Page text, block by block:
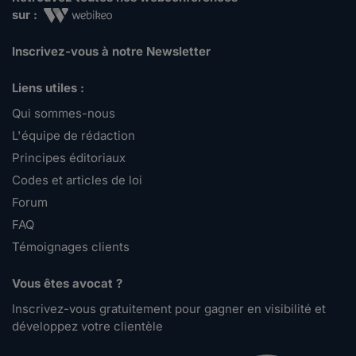
sur :
Inscrivez-vous à notre Newsletter
Liens utiles :
Qui sommes-nous
L'équipe de rédaction
Principes éditoriaux
Codes et articles de loi
Forum
FAQ
Témoignages clients
Vous êtes avocat ?
Inscrivez-vous gratuitement pour gagner en visibilité et
développez votre clientèle